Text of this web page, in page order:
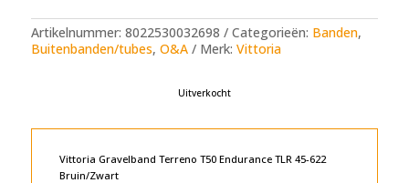
Artikelnummer: 8022530032698 Categorieën: Banden,
Buitenbanden/tubes, O&A Merk: Vittoria
Uitverkocht
Vittoria Gravelband Terreno T50 Endurance TLR 45-622
Bruin/Zwart